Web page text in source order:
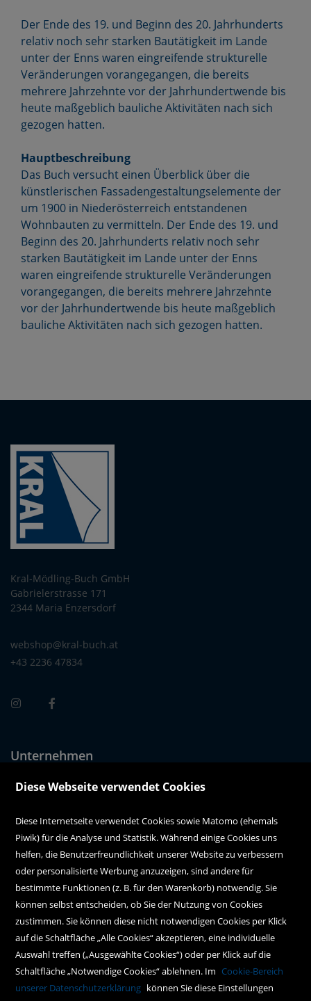
Der Ende des 19. und Beginn des 20. Jahrhunderts
relativ noch sehr starken Bautätigkeit im Lande
unter der Enns waren eingreifende strukturelle
Veränderungen vorangegangen, die bereits
mehrere Jahrzehnte vor der Jahrhundertwende bis
heute maßgeblich bauliche Aktivitäten nach sich
gezogen hatten.
Hauptbeschreibung
Das Buch versucht einen Überblick über die
künstlerischen Fassadengestaltungselemente der
um 1900 in Niederösterreich entstandenen
Wohnbauten zu vermitteln. Der Ende des 19. und
Beginn des 20. Jahrhunderts relativ noch sehr
starken Bautätigkeit im Lande unter der Enns
waren eingreifende strukturelle Veränderungen
vorangegangen, die bereits mehrere Jahrzehnte
vor der Jahrhundertwende bis heute maßgeblich
bauliche Aktivitäten nach sich gezogen hatten.
Kral-Mödling-Buch GmbH
Gabrielerstrasse 171
2344 Maria Enzersdorf
webshop@kral-buch.at
+43 2236 47834
Unternehmen
Über uns
Kundenservice
Hilfe
Kontakt
Social Media
Policy
Diese Webseite verwendet Cookies
Diese Internetseite verwendet Cookies sowie Matomo (ehemals
Piwik) für die Analyse und Statistik. Während einige Cookies uns
helfen, die Benutzerfreundlichkeit unserer Website zu verbessern
oder personalisierte Werbung anzuzeigen, sind andere für
bestimmte Funktionen (z. B. für den Warenkorb) notwendig. Sie
können selbst entscheiden, ob Sie der Nutzung von Cookies
zustimmen. Sie können diese nicht notwendigen Cookies per Klick
auf die Schaltfläche „Alle Cookies“ akzeptieren, eine individuelle
Auswahl treffen („Ausgewählte Cookies“) oder per Klick auf die
Schaltfläche „Notwendige Cookies“ ablehnen. Im Cookie-Bereich
unserer Datenschutzerklärung können Sie diese Einstellungen